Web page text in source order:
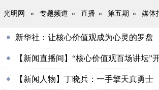
光明网 » 专题频道 » 直播 » 第五期 » 媒体
新华社：让核心价值观成为心灵的罗盘
【新闻直播间】“核心价值观百场讲坛”
【新闻人物】丁晓兵：一手擎天真勇士